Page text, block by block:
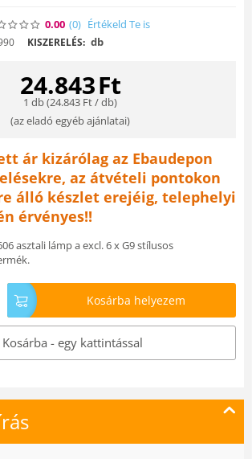
0.00 (0) Értékeld Te is
KISZERELÉS: db
24.843Ft
1 db (24.843 Ft/ db)
(az eladó egyéb ajánlatai)
ár kizárólag az Ebaudepon
az átvételi pontokon
álló készlet erejéig, telephelyi
érvényes!!
asztali lámp a excl. 6 x G9 stílusos
Kosárba helyezem
Kosárba - egy kattintással